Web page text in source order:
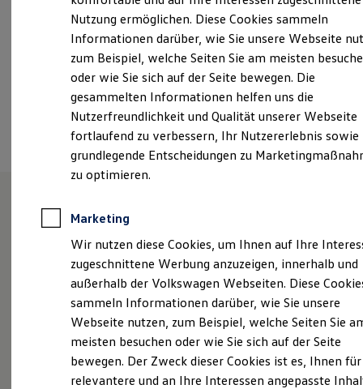
ProfiPartner für Gebrauchtwagen
Zertifizierte Gebrauchtwagen
Finanzierung
Für Privatkunden
Für Gewerbekunden
Leasing
Für Privatkunden
Für Gewerbekunden
Versicherungen & Garantien
Garantien
Kfz-Versicherung für Nutzfahrzeuge
Restschuldversicherung
Wartungsverträge
Reparatur & Service
Sommer-Special
Reparatur, Pflege & Inspektion
Servicetermin anfragen
Service-Vorteile bei Volkswagen Nutzfahrzeuge
ServicePlus
Economy Service
Räder & Reifen Service
Ersatzfahrzeuge
Notdienst und Pannenhilfe
Software, Konnektivität & Apps
California App
+49 3443 39150
Ansprechpartner
Termin vereinbaren
Unsere Leistungen
Überblick
Neuwagen Nutzfahrzeuge
Neuwagen Caddy - Multivan -
California
ID.Buzz
Nutzung ermöglichen. Diese Cookies sammeln
Informationen darüber, wie Sie unsere Webseite
zum Beispiel, welche Seiten Sie am meisten
oder wie Sie sich auf der Seite bewegen. Die
gesammelten Informationen helfen uns die
Nutzerfreundlichkeit und Qualität unserer Webseite
fortlaufend zu verbessern, Ihr Nutzererlebnis sowie
grundlegende Entscheidungen zu
zu optimieren.
Marketing
Wir nutzen diese Cookies, um Ihnen auf Ihre
zugeschnittene Werbung anzuzeigen, innerhalb und
außerhalb der Volkswagen Webseiten. Diese
sammeln Informationen darüber, wie Sie unsere
Webseite nutzen, zum Beispiel, welche Seiten Sie
meisten besuchen oder wie Sie sich auf der Seite
bewegen. Der Zweck dieser Cookies ist es, Ihnen für
relevantere und an Ihre Interessen angepasste